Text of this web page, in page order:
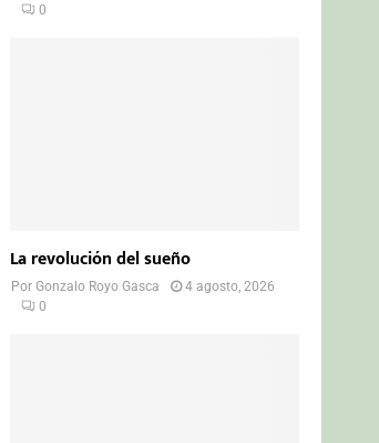
0
La revolución del sueño
PorGonzalo Royo Gasca
4 agosto, 2026
0